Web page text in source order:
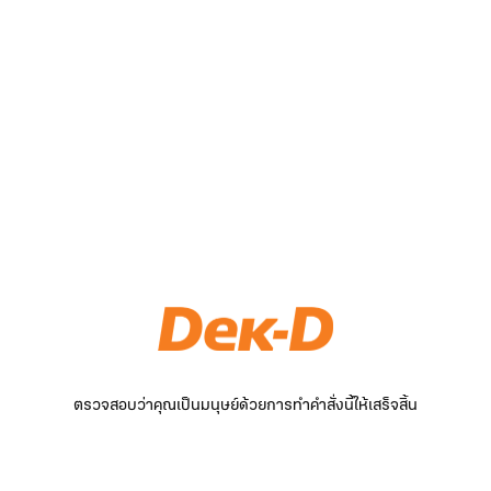
ตรวจสอบว่าคุณเป็นมนุษย์ด้วยการทำคำสั่งนี้ให้เสร็จสิ้น